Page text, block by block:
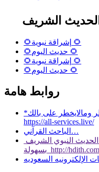
الحديث الشريف
🌻إشراقة نبوية 🌻
🌻حديث اليوم 🌻
🌻إشراقة نبوية 🌻
🌻حديث اليوم 🌻
روابط هامة
*موقع فيه كل شي* *مايخطر ومالايخطر على بالك*
https://all-services.live/
الباحث القرآني…
النبوي الشريف
بسهولة http://hdith.com